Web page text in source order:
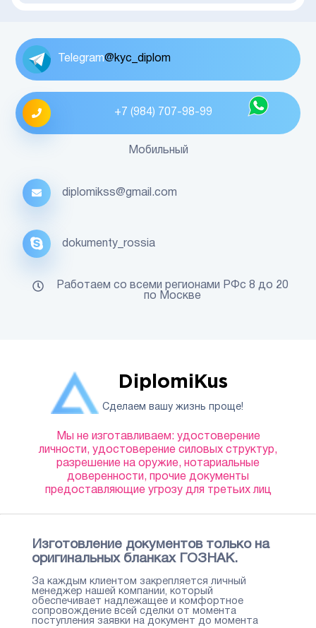
DiplomiKus
Сделаем вашу жизнь проще!
Мы не изготавливаем: удостоверение
личности, удостоверение силовых структур,
разрешение на оружие, нотариальные
доверенности, прочие документы
предоставляющие угрозу для третьих лиц
Изготовление документов только на
оригинальных бланках ГОЗНАК.
За каждым клиентом закрепляется личный
менеджер нашей компании, который
обеспечивает надлежащее и комфортное
сопровождение всей сделки от момента
поступления заявки на документ до момента
Telegram@kyc_diplom
+7 (984) 707-98-99
Мобильный
diplomikss@gmail.com
dokumenty_rossia
Работаем со всеми регионами РФс 8 до 20
по Москве